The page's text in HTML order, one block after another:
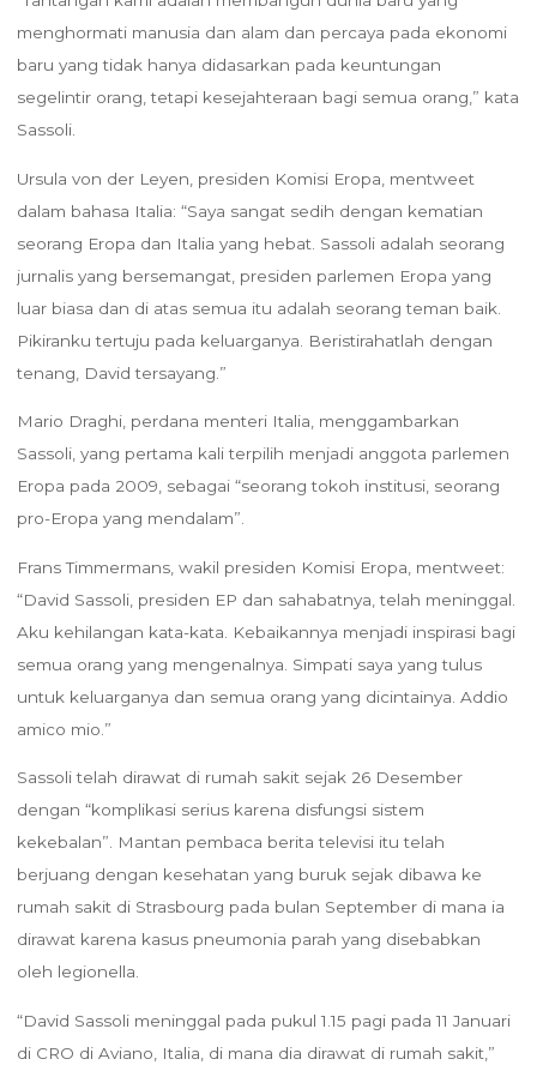
menghormati manusia dan alam dan percaya pada ekonomi
baru yang tidak hanya didasarkan pada keuntungan
segelintir orang, tetapi kesejahteraan bagi semua orang,” kata
Sassoli.
Ursula von der Leyen, presiden Komisi Eropa, mentweet
dalam bahasa Italia: “Saya sangat sedih dengan kematian
seorang Eropa dan Italia yang hebat. Sassoli adalah seorang
jurnalis yang bersemangat, presiden parlemen Eropa yang
luar biasa dan di atas semua itu adalah seorang teman baik.
Pikiranku tertuju pada keluarganya. Beristirahatlah dengan
tenang, David tersayang.”
Mario Draghi, perdana menteri Italia, menggambarkan
Sassoli, yang pertama kali terpilih menjadi anggota parlemen
Eropa pada 2009, sebagai “seorang tokoh institusi, seorang
pro-Eropa yang mendalam”.
Frans Timmermans, wakil presiden Komisi Eropa, mentweet:
“David Sassoli, presiden EP dan sahabatnya, telah meninggal.
Aku kehilangan kata-kata. Kebaikannya menjadi inspirasi bagi
semua orang yang mengenalnya. Simpati saya yang tulus
untuk keluarganya dan semua orang yang dicintainya. Addio
amico mio.”
Sassoli telah dirawat di rumah sakit sejak 26 Desember
dengan “komplikasi serius karena disfungsi sistem
kekebalan”. Mantan pembaca berita televisi itu telah
berjuang dengan kesehatan yang buruk sejak dibawa ke
rumah sakit di Strasbourg pada bulan September di mana ia
dirawat karena kasus pneumonia parah yang disebabkan
oleh legionella.
“David Sassoli meninggal pada pukul 1.15 pagi pada 11 Januari
di CRO di Aviano, Italia, di mana dia dirawat di rumah sakit,”